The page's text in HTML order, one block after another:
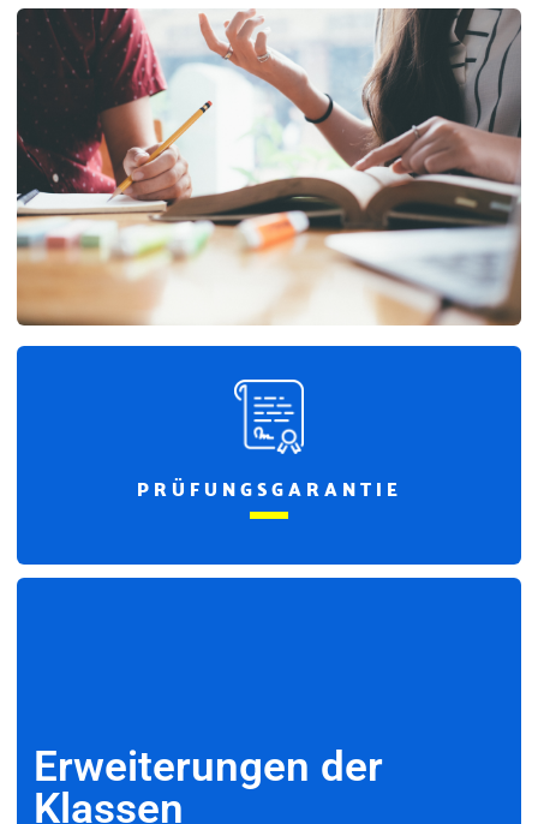
PRÜFUNGSGARANTIE
Erweiterungen der
Klassen